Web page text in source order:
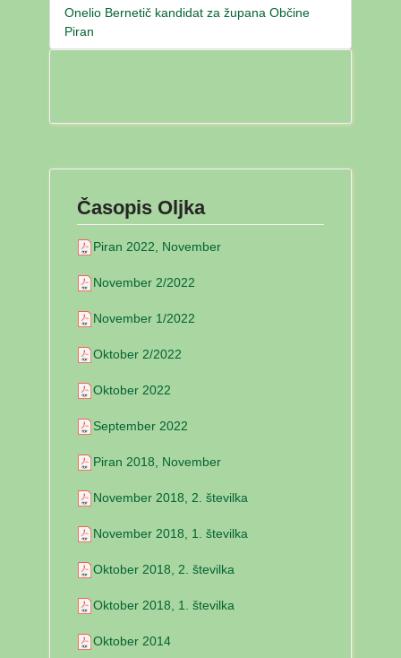
Onelio Bernetič kandidat za župana Občine
Piran
Časopis Oljka
Piran 2022, November
November 2/2022
November 1/2022
Oktober 2/2022
Oktober 2022
September 2022
Piran 2018, November
November 2018, 2. številka
November 2018, 1. številka
Oktober 2018, 2. številka
Oktober 2018, 1. številka
Oktober 2014